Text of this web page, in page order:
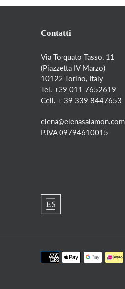
Contatti
Via Torquato Tasso, 11
(Piazzetta IV Marzo)
10122 Torino, Italy
Tel. +39 011 7652619
Cell. + 39 339 8447653
elena@elenasalamon.com
P.IVA 09794610015
Metodi